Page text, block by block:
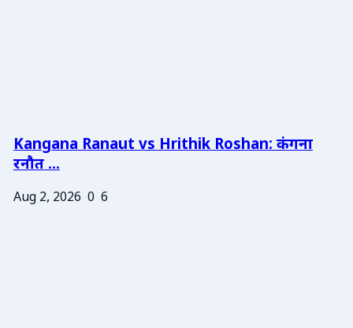
Kangana Ranaut vs Hrithik Roshan: कंगना
रनौत ...
Aug 2, 2026 0 6